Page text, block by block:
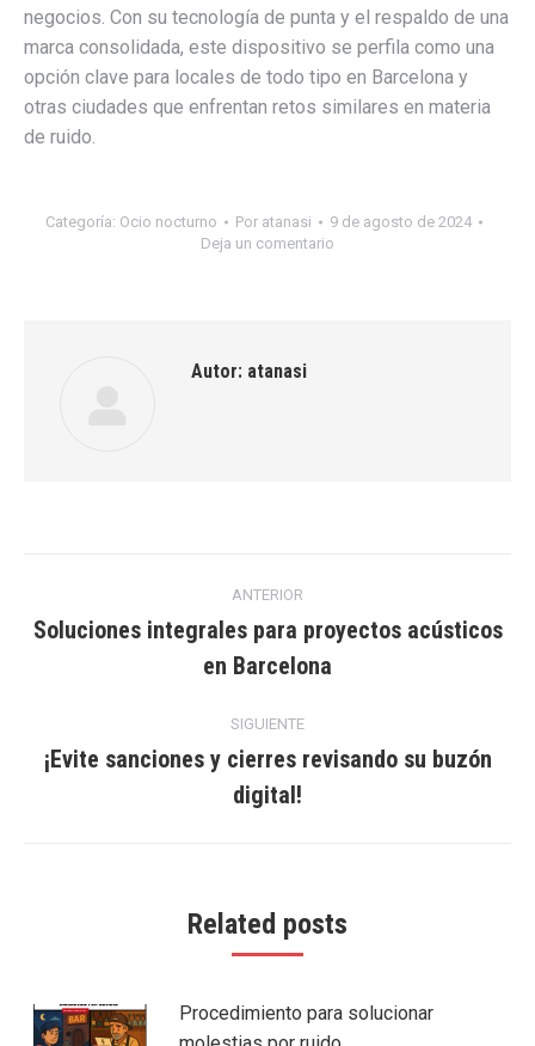
negocios. Con su tecnología de punta y el respaldo de una
marca consolidada, este dispositivo se perfila como una
opción clave para locales de todo tipo en Barcelona y
otras ciudades que enfrentan retos similares en materia
de ruido.
Categoría: Ocio nocturno Por atanasi
9 de agosto de 2024
Deja un comentario
Autor: atanasi
entre
publicaciones
ANTERIOR
Publicación
anterior:
Soluciones integrales para proyectos acústicos
en Barcelona
SIGUIENTE
siguiente:
¡Evite sanciones y cierres revisando su buzón
digital!
Related posts
Procedimiento para solucionar